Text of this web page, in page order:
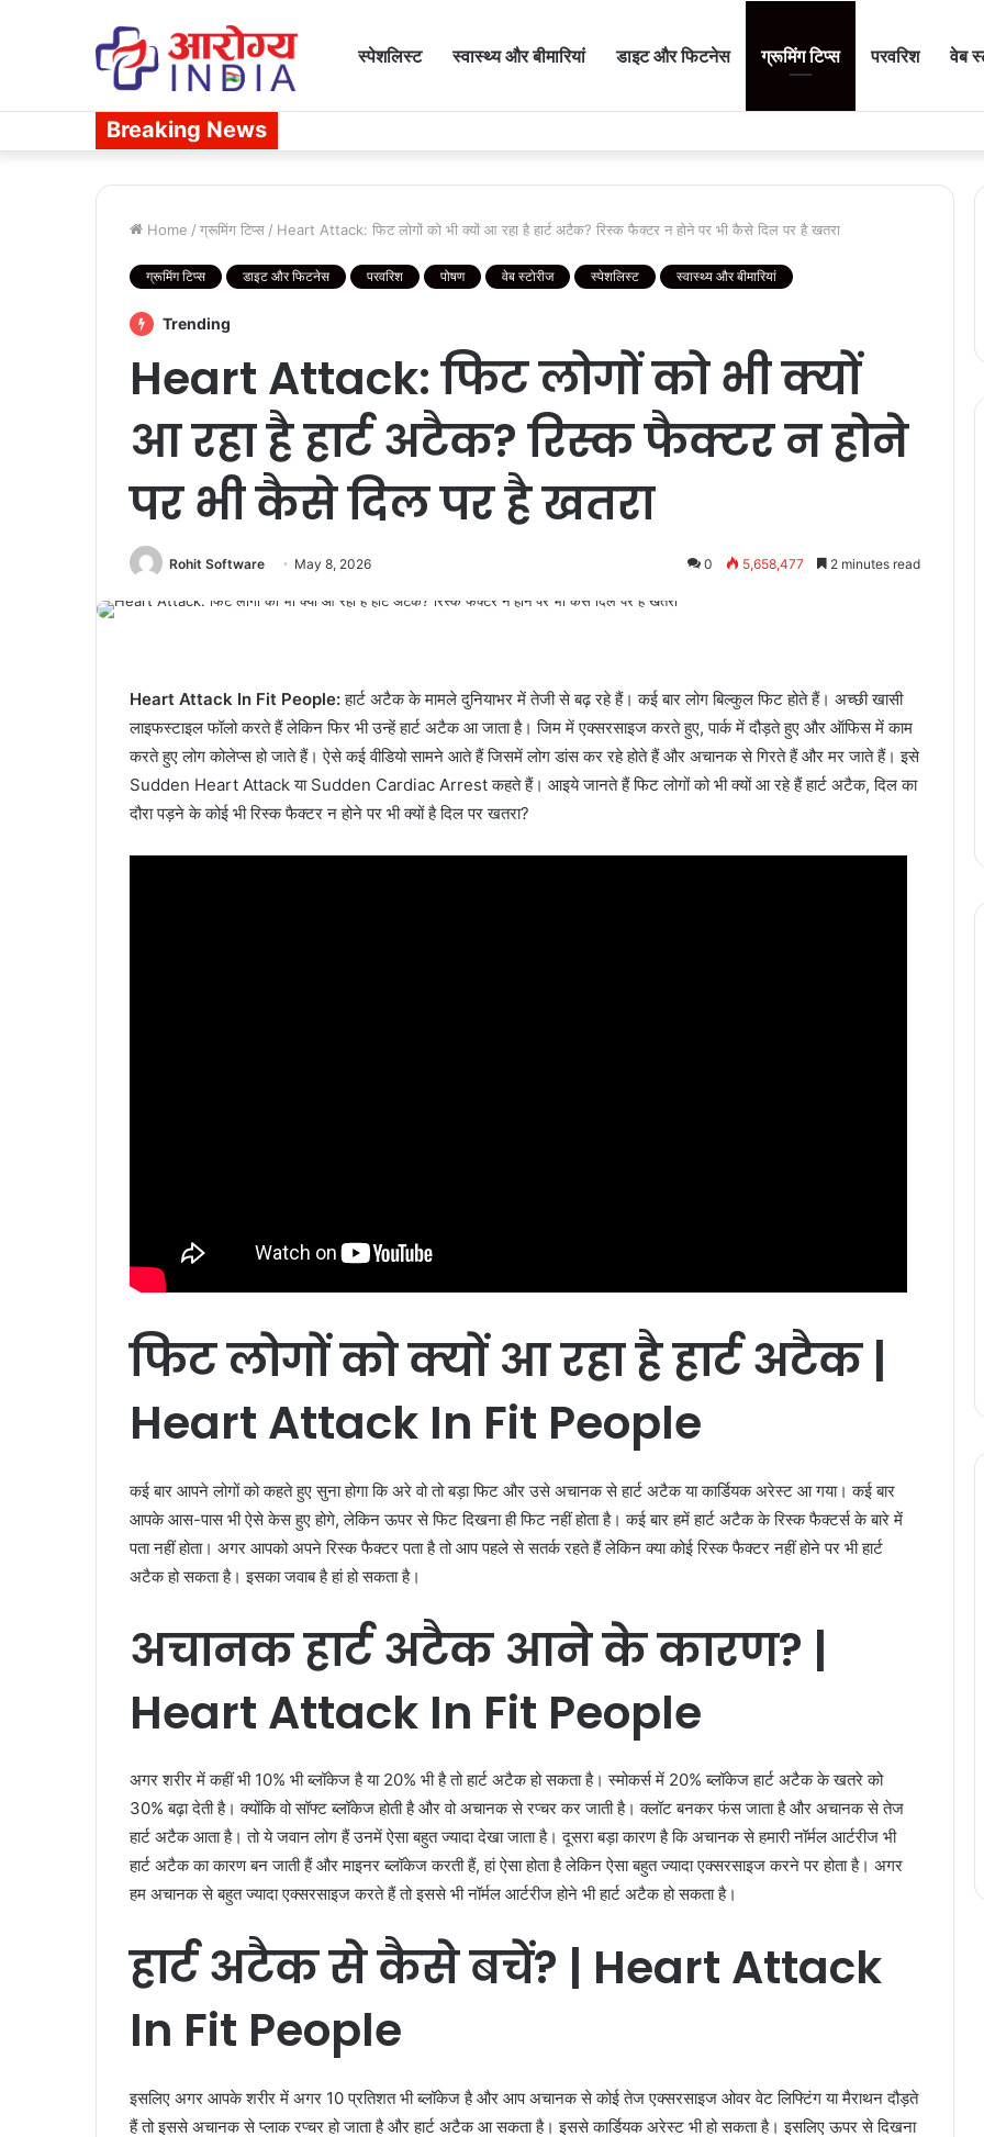
स्पेशलिस्ट स्वास्थ्य और बीमारियां डाइट और फिटनेस ग्रूमिंग टिप्स परवरिश वेब
Breaking News
Home / ग्रूमिंग टिप्स / Heart Attack: फिट लोगों को भी क्यों आ रहा है हार्ट अटैक? रिस्क फैक्टर न होने पर भी कैसे दिल पर है खतरा
ग्रूमिंग टिप्स डाइट और फिटनेस परवरिश पोषण वेब स्टोरीज स्पेशलिस्ट स्वास्थ्य और बीमारियां
Trending
Heart Attack: फिट लोगों को भी क्यों
आ रहा है हार्ट अटैक? रिस्क फैक्टर न होने
पर भी कैसे दिल पर है खतरा
Rohit Software May 8, 2026 0 5,658,477 2 minutes read
Heart Attack In Fit People:हार्ट अटैक के मामले दुनियाभर में तेजी से बढ़ रहे हैं। कई बार लोग बिल्कुल फिट होते हैं। अच्छी खासी
लाइफस्टाइल फॉलो करते हैं लेकिन फिर भी उन्हें हार्ट अटैक आ जाता है। जिम में एक्सरसाइज करते हुए, पार्क में दौड़ते हुए और ऑफिस में काम
करते हुए लोग कोलेप्स हो जाते हैं। ऐसे कई वीडियो सामने आते हैं जिसमें लोग डांस कर रहे होते हैं और अचानक से गिरते हैं और मर जाते हैं। इसे
Sudden Heart Attack या Sudden Cardiac Arrest कहते हैं। आइये जानते हैं फिट लोगों को भी क्यों आ रहे हैं हार्ट अटैक, दिल का
दौरा पड़ने के कोई भी रिस्क फैक्टर न होने पर भी क्यों है दिल पर खतरा?
फिटलोगोंकोक्यों आरहाहैहार्ट अटैक |
Heart Attack In Fit People
कई बार आपने लोगों को कहते हुए सुना होगा कि अरे वो तो बड़ा फिट और उसे अचानक से हार्ट अटैक या कार्डियक अरेस्ट आ गया। कई बार
आपके आस-पास भी ऐसे केस हुए होगे, लेकिन ऊपर से फिट दिखना ही फिट नहीं होता है। कई बार हमें हार्ट अटैक के रिस्क फैक्टर्स के बारे में
पता नहीं होता। अगर आपको अपने रिस्क फैक्टर पता है तो आप पहले से सतर्क रहते हैं लेकिन क्या कोई रिस्क फैक्टर नहीं होने पर भी हार्ट
अटैक हो सकता है। इसका जवाब है हां हो सकता है।
अचानकहार्ट अटैक आनेकेकारण? |
Heart Attack In Fit People
अगर शरीर में कहीं भी 10% भी ब्लॉकेज है या 20% भी है तो हार्ट अटैक हो सकता है। स्मोकर्स में 20% ब्लॉकेज हार्ट अटैक के खतरे को
30% बढ़ा देती है। क्योंकि वो सॉफ्ट ब्लॉकेज होती है और वो अचानक से रप्चर कर जाती है। क्लॉट बनकर फंस जाता है और अचानक से तेज
हार्ट अटैक आता है। तो ये जवान लोग हैं उनमें ऐसा बहुत ज्यादा देखा जाता है। दूसरा बड़ा कारण है कि अचानक से हमारी नॉर्मल आर्टरीज भी
हार्ट अटैक का कारण बन जाती हैं और माइनर ब्लॉकेज करती हैं, हां ऐसा होता है लेकिन ऐसा बहुत ज्यादा एक्सरसाइज करने पर होता है। अगर
हम अचानक से बहुत ज्यादा एक्सरसाइज करते हैं तो इससे भी नॉर्मल आर्टरीज होने भी हार्ट अटैक हो सकता है।
हार्ट अटैकसेकैसेबचें? | Heart Attack
In Fit People
इसलिए अगर आपके शरीर में अगर 10 प्रतिशत भी ब्लॉकेज है और आप अचानक से कोई तेज एक्सरसाइज ओवर वेट लिफ्टिंग या मैराथन दौड़ते
हैं तो इससे अचानक से प्लाक रप्चर हो जाता है और हार्ट अटैक आ सकता है। इससे कार्डियक अरेस्ट भी हो सकता है। इसलिए ऊपर से दिखना